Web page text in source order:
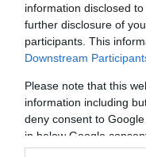
information disclosed
further disclosure of
participants. This
Downstream
Please note that this
information including
deny consent to
in below Google